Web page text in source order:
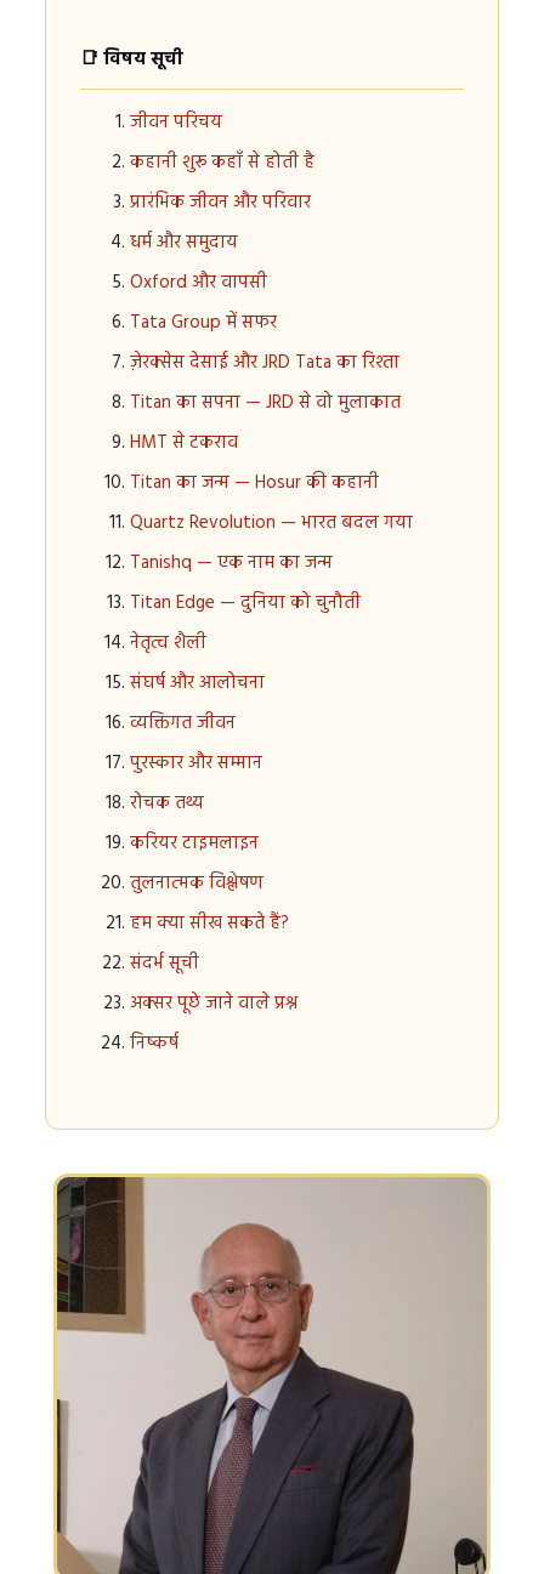
📑 विषय सूची
जीवन परिचय
कहानी शुरू कहाँ से होती है
प्रारंभिक जीवन और परिवार
धर्म और समुदाय
Oxford और वापसी
Tata Group में सफर
ज़ेरक्सेस देसाई और JRD Tata का रिश्ता
Titan का सपना — JRD से वो मुलाकात
HMT से टकराव
Titan का जन्म — Hosur की कहानी
Quartz Revolution — भारत बदल गया
Tanishq — एक नाम का जन्म
Titan Edge — दुनिया को चुनौती
नेतृत्व शैली
संघर्ष और आलोचना
व्यक्तिगत जीवन
पुरस्कार और सम्मान
रोचक तथ्य
करियर टाइमलाइन
तुलनात्मक विश्लेषण
हम क्या सीख सकते हैं?
संदर्भ सूची
अक्सर पूछे जाने वाले प्रश्न
निष्कर्ष